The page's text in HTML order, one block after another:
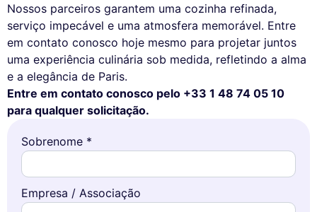
Nossos parceiros garantem uma cozinha refinada,
serviço impecável e uma atmosfera memorável. Entre
em contato conosco hoje mesmo para projetar juntos
uma experiência culinária sob medida, refletindo a alma
e a elegância de Paris.
Entre em contato conosco pelo +33 1 48 74 05 10
para qualquer solicitação.
Sobrenome *
Empresa / Associação